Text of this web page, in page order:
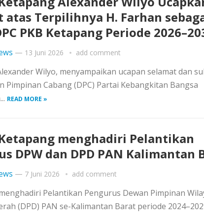
atas Terpilihnya H. Farhan
PKB Ketapang Periode
— 13 Juni 2026 add comment
Wilyo, menyampaikan ucapan selamat dan
Cabang (DPC) Partai Kebangkitan Bangsa
READ MORE »
menghadiri Pelantikan
DPW dan DPD PAN Kalimantan
— 7 Juni 2026 add comment
Pelantikan Pengurus Dewan Pimpinan
(DPD) PAN se-Kalimantan Barat periode